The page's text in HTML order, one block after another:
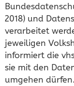
2018) und
verarbeitet
jeweiligen
informiert die
sie mit den
umgehen dürfen.